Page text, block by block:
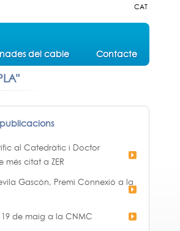
CAT
del cable Contacte
al Catedràtic i Doctor
més citat a ZER
Gascón, Premi Connexió a la
19 de maig a la CNMC